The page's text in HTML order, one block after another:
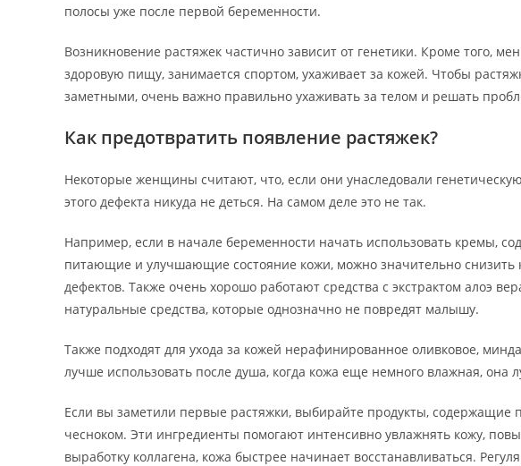
полосы уже после первой беременности.
Возникновение растяжек частично зависит от генетики. Кроме того,
здоровую пищу, занимается спортом, ухаживает за кожей. Чтобы
заметными, очень важно правильно ухаживать за телом и решать
Как предотвратить появление растяжек?
Некоторые женщины считают, что, если они унаследовали
этого дефекта никуда не деться. На самом деле это не так.
Например, если в начале беременности начать использовать кремы,
питающие и улучшающие состояние кожи, можно значительно снизить
дефектов. Также очень хорошо работают средства с экстрактом алоэ
натуральные средства, которые однозначно не повредят малышу.
Также подходят для ухода за кожей нерафинированное оливковое,
лучше использовать после душа, когда кожа еще немного влажная,
Если вы заметили первые растяжки, выбирайте продукты, содержащие
чесноком. Эти ингредиенты помогают интенсивно увлажнять кожу,
выработку коллагена, кожа быстрее начинает восстанавливаться.